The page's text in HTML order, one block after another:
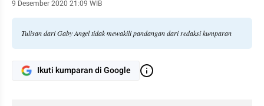
penyebaran hoax tentang COVID-19 (ig
9 Desember 2020 21:09 WIB
Tulisan dari Gaby Angel tidak mewakili pandangan dari redaksi kumparan
Ikuti kumparan di Google